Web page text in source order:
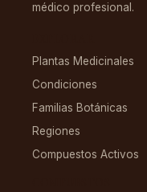
médico profesional.
Plantas Medicinales
Condiciones
Familias Botánicas
Regiones
Compuestos Activos